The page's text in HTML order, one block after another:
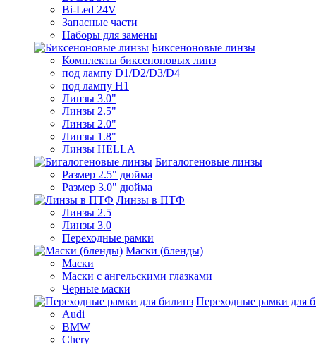
Bi-Led 24V
Запасные части
Наборы для замены
Биксеноновые линзы
Комплекты биксеноновых линз
под лампу D1/D2/D3/D4
под лампу Н1
Линзы 3.0"
Линзы 2.5"
Линзы 2.0"
Линзы 1.8"
Линзы HELLA
Бигалогеновые линзы
Размер 2.5" дюйма
Размер 3.0" дюйма
Линзы в ПТФ
Линзы 2.5
Линзы 3.0
Переходные рамки
Маски (бленды)
Маски
Маски с ангельскими глазками
Черные маски
Переходные рамки для
Audi
BMW
Chery